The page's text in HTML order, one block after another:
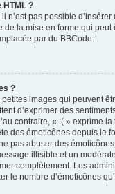
HTML ?
n’est pas possible
de la mise en forme qui peut
par du BBCode.
?
images qui peuvent
d’exprimer des
contraire, « :( » exprime
des émoticônes depuis le
pas abuser des
illisible et un
complètement. Les
le nombre d’émoticônes